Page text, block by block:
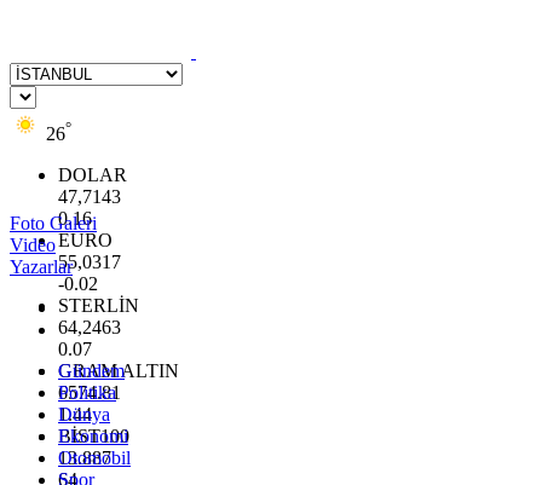
26°
DOLAR
47,7143
0.16
EURO
55,0317
-0.02
STERLİN
64,2463
0.07
GRAM ALTIN
6574.81
1.44
BİST100
13.887
64
Foto Galeri
Video
Yazarlar
Gündem
Politika
Dünya
Ekonomi
Otomobil
Spor